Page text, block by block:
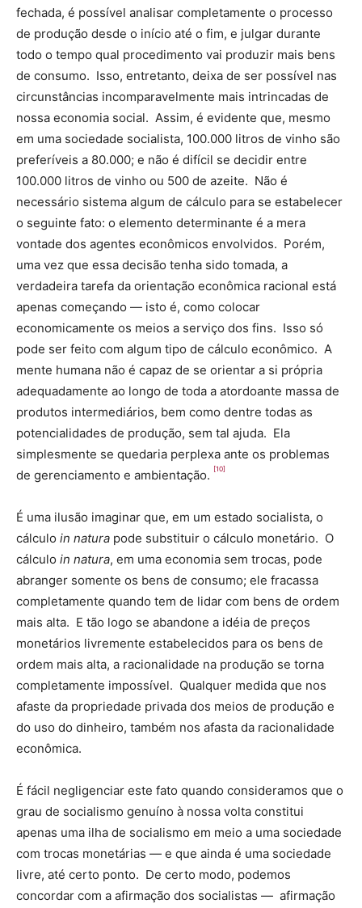
fechada, é possível analisar completamente o processo
de produção desde o início até o fim, e julgar durante
todo o tempo qual procedimento vai produzir mais bens
de consumo. Isso, entretanto, deixa de ser possível nas
circunstâncias incomparavelmente mais intrincadas de
nossa economia social. Assim, é evidente que, mesmo
em uma sociedade socialista, 100.000 litros de vinho são
preferíveis a 80.000; e não é difícil se decidir entre
100.000 litros de vinho ou 500 de azeite. Não é
necessário sistema algum de cálculo para se estabelecer
o seguinte fato: o elemento determinante é a mera
vontade dos agentes econômicos envolvidos. Porém,
uma vez que essa decisão tenha sido tomada, a
verdadeira tarefa da orientação econômica racional está
apenas começando — isto é, como colocar
economicamente os meios a serviço dos fins. Isso só
pode ser feito com algum tipo de cálculo econômico. A
mente humana não é capaz de se orientar a si própria
adequadamente ao longo de toda a atordoante massa de
produtos intermediários, bem como dentre todas as
potencialidades de produção, sem tal ajuda. Ela
simplesmente se quedaria perplexa ante os problemas
de gerenciamento e ambientação. [10]
É uma ilusão imaginar que, em um estado socialista, o
cálculo in natura pode substituir o cálculo monetário. O
cálculo in natura, em uma economia sem trocas, pode
abranger somente os bens de consumo; ele fracassa
completamente quando tem de lidar com bens de ordem
mais alta. E tão logo se abandone a idéia de preços
monetários livremente estabelecidos para os bens de
ordem mais alta, a racionalidade na produção se torna
completamente impossível. Qualquer medida que nos
afaste da propriedade privada dos meios de produção e
do uso do dinheiro, também nos afasta da racionalidade
econômica.
É fácil negligenciar este fato quando consideramos que o
grau de socialismo genuíno à nossa volta constitui
apenas uma ilha de socialismo em meio a uma sociedade
com trocas monetárias — e que ainda é uma sociedade
livre, até certo ponto. De certo modo, podemos
concordar com a afirmação dos socialistas — afirmação